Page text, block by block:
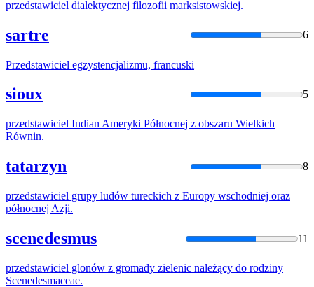
przedstawiciel dialektycznej filozofii marksistowskiej.
sartre 6
Przedstawiciel egzystencjalizmu, francuski
sioux 5
przedstawiciel Indian Ameryki Północnej z obszaru Wielkich
Równin.
tatarzyn 8
przedstawiciel grupy ludów tureckich z Europy wschodniej oraz
północnej Azji.
scenedesmus 11
przedstawiciel glonów z gromady zielenic należący do rodziny
Scenedesmaceae.